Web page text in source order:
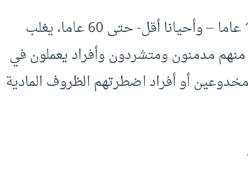
: وهم أشخاص (رجال أو نساء) تبدأ أعمارهم من 15 عاما – وأحيانا أقل- حتى 60 عاما، يغلب
والوضع الاقتصادي والاجتماعي المتدني، 70% منهم مدمنون ومتشردون وأفراد يعملون في
ما بين متبرعين مخدوعين أو أفراد اضطرتهم الظروف المادية